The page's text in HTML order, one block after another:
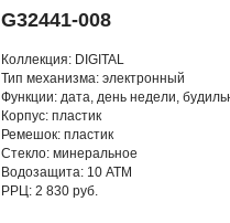
G32441-008
Коллекция: DIGITAL
Тип механизма: электронный
Функции: дата, день недели,
Корпус: пластик
Ремешок: пластик
Стекло: минеральное
Водозащита: 10 АТМ
РРЦ: 2 830 руб.